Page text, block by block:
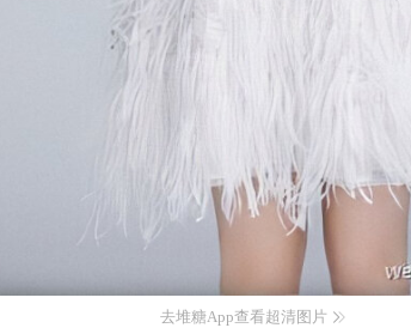
去堆糖App查看超清图片